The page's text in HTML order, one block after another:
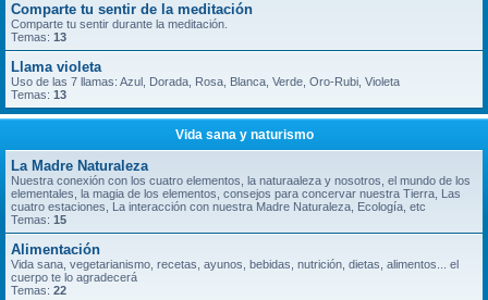
Comparte tu sentir de la meditación
Comparte tu sentir durante la meditación.
Temas: 13
Llama violeta
Uso de las 7 llamas: Azul, Dorada, Rosa, Blanca, Verde, Oro-Rubi, Violeta
Temas: 13
Vida sana y naturismo
La Madre Naturaleza
Nuestra conexión con los cuatro elementos, la naturaaleza y nosotros, el mundo de los
elementales, la magia de los elementos, consejos para concervar nuestra Tierra, Las
cuatro estaciones, La interacción con nuestra Madre Naturaleza, Ecología, etc
Temas: 15
Alimentación
Vida sana, vegetarianismo, recetas, ayunos, bebidas, nutrición, dietas, alimentos... el
cuerpo te lo agradecerá
Temas: 22